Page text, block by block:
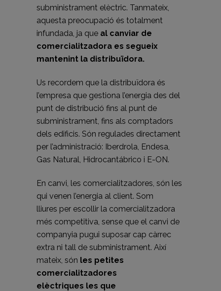
subministrament elèctric. Tanmateix,
aquesta preocupació és totalment
infundada, ja que al canviar de
comercialitzadora es segueix
mantenint la distribuïdora.
Us recordem que la distribuïdora és
l’empresa que gestiona l’energia des del
punt de distribució fins al punt de
subministrament, fins als comptadors
dels edificis. Són regulades directament
per l’administració: Iberdrola, Endesa,
Gas Natural, Hidrocantábrico i E-ON.
En canvi, les comercialitzadores, són les
qui venen l’energia al client. Som
lliures per escollir la comercialitzadora
més competitiva, sense que el canvi de
companyia pugui suposar cap càrrec
extra ni tall de subministrament. Així
mateix, són les petites
comercialitzadores
elèctriques les que